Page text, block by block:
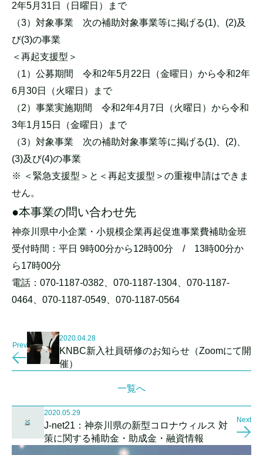
2年5月31日（日曜日）まで
（3）対象事業 次の補助対象事業等に掲げる(1)、(2)及
び(3)の事業
＜再起支援型＞
（1）公募期間 令和2年5月22日（金曜日）から令和2年
6月30日（火曜日）まで
（2）事業実施期間 令和2年4月7日（火曜日）から令和
3年1月15日（金曜日）まで
（3）対象事業 次の補助対象事業等に掲げる(1)、(2)、
(3)及び(4)の事業
※ ＜緊急支援型＞と＜再起支援型＞の重複申請はできま
せん。
●本事業の問い合わせ先
神奈川県中小企業・小規模企業再起促進事業費補助金班
受付時間：平日 9時00分から12時00分 / 13時00分か
ら17時00分
電話：070-1187-0382、070-1187-1304、070-1187-
0464、070-1187-0549、070-1187-0564
Prev
2020.04.28
KNBC新入社員研修のお知らせ（Zoomにて開
催）
一覧へ
2020.05.29
J-net21：神奈川県の新型コロナウィルス 対
策に関する補助金・助成金・融資情報
Next